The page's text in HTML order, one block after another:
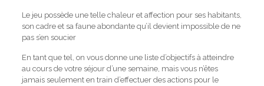
Le jeu possède une telle chaleur et affection pour ses habitants,
son cadre et sa faune abondante qu’il devient impossible de ne
pas s’en soucier
En tant que tel, on vous donne une liste d’objectifs à atteindre
au cours de votre séjour d’une semaine, mais vous n’êtes
jamais seulement en train d’effectuer des actions pour le